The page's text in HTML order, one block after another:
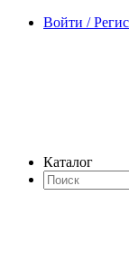
Войти /
Каталог